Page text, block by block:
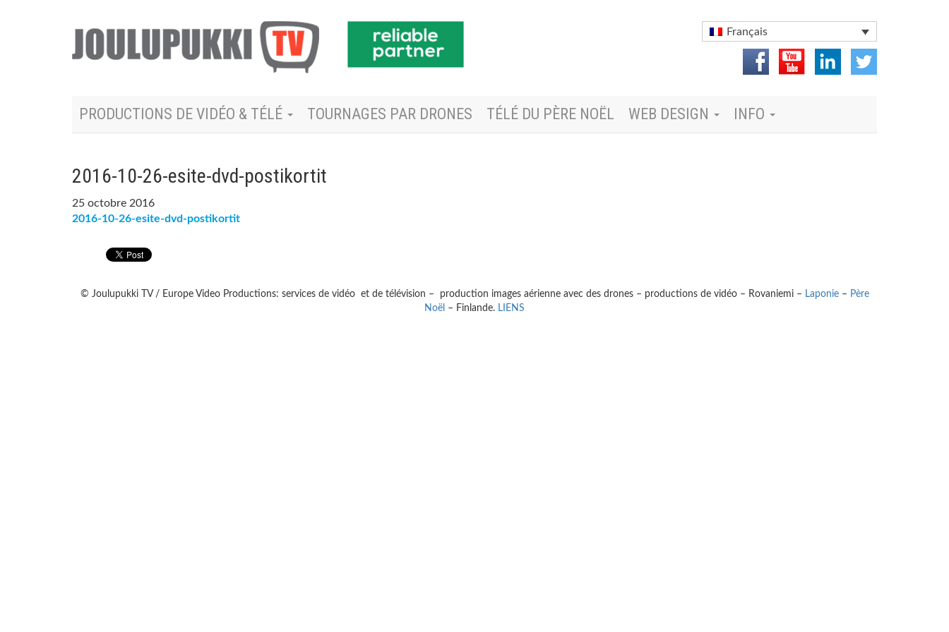
Français
PRODUCTIONS DE VIDÉO & TÉLÉ TOURNAGES PAR DRONES TÉLÉ DU PÈRE NOËL WEB DESIGN INFO
2016-10-26-esite-dvd-postikortit
25 octobre 2016
2016-10-26-esite-dvd-postikortit
© Joulupukki TV / Europe Video Productions: services de vidéo et de télévision – production images aérienne avec des drones – productions de vidéo – Rovaniemi – Laponie– Père
Noël – Finlande. LIENS